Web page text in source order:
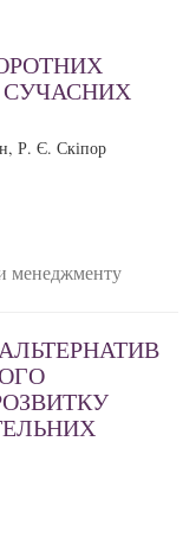
СУЧАСНИХ
Р. Є. Скіпор
менеджменту